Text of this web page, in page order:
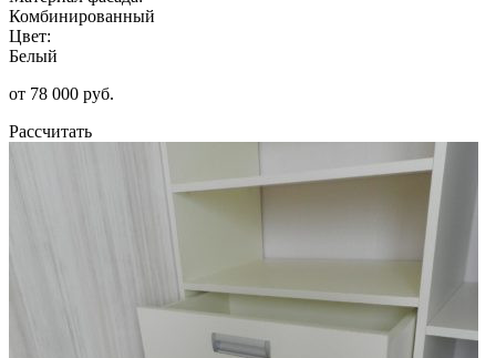
Комбинированный
Цвет:
Белый
от 78 000 руб.
Рассчитать